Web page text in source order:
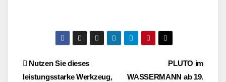
Beitragsnavigation
PLUTO im
WASSERMANN ab 19.
Nutzen Sie dieses
leistungsstarke Werkzeug,